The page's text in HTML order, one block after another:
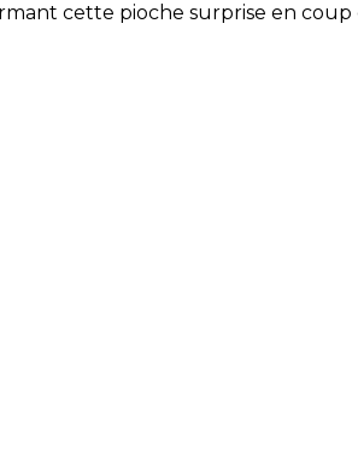
cette pioche surprise en coup